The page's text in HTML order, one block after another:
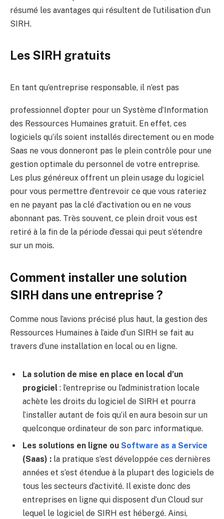
résumé les avantages qui résultent de l’utilisation d’un
SIRH.
Les SIRH gratuits
En tant qu’entreprise responsable, il n’est pas
professionnel d’opter pour un Système d’Information
des Ressources Humaines gratuit. En effet, ces
logiciels qu’ils soient installés directement ou en mode
Saas ne vous donneront pas le plein contrôle pour une
gestion optimale du personnel de votre entreprise.
Les plus généreux offrent un plein usage du logiciel
pour vous permettre d’entrevoir ce que vous rateriez
en ne payant pas la clé d‘activation ou en ne vous
abonnant pas. Très souvent, ce plein droit vous est
retiré à la fin de la période d’essai qui peut s’étendre
sur un mois.
Comment installer une solution
SIRH dans une entreprise ?
Comme nous l’avions précisé plus haut, la gestion des
Ressources Humaines à l’aide d’un SIRH se fait au
travers d’une installation en local ou en ligne.
La solution de mise en place en local d’un
progiciel : l’entreprise ou l’administration locale
achète les droits du logiciel de SIRH et pourra
l’installer autant de fois qu’il en aura besoin sur un
quelconque ordinateur de son parc informatique.
Les solutions en ligne ou Software as a Service
(Saas) : la pratique s’est développée ces dernières
années et s’est étendue à la plupart des logiciels de
tous les secteurs d’activité. Il existe donc des
entreprises en ligne qui disposent d’un Cloud sur
lequel le logiciel de SIRH est hébergé. Ainsi,